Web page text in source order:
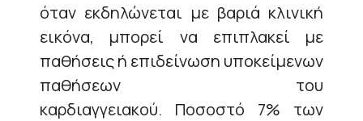
όταν εκδηλώνεται με βαριά κλινική
εικόνα, μπορεί να επιπλακεί με
παθήσεις ή επιδείνωση υποκείμενων
παθήσεων του
καρδιαγγειακού. Ποσοστό 7% των